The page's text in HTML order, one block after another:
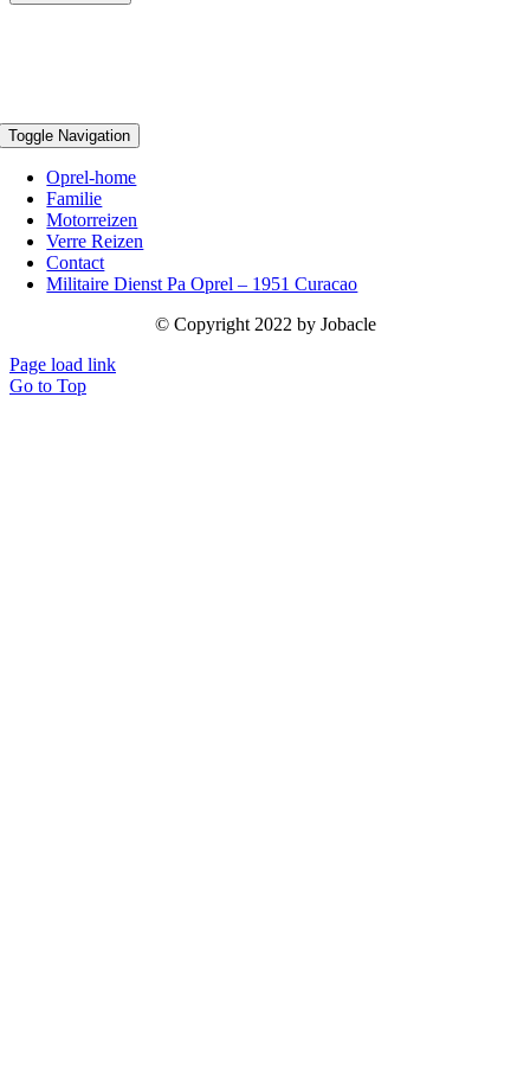
Toggle Navigation
Oprel-home
Familie
Motorreizen
Verre Reizen
Contact
Militaire Dienst Pa Oprel – 1951 Curacao
© Copyright 2022 by Jobacle
Page load link
Go to Top